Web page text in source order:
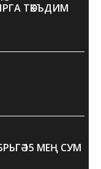
ТӘКЪДИМ
15 МЕҢ СУМ